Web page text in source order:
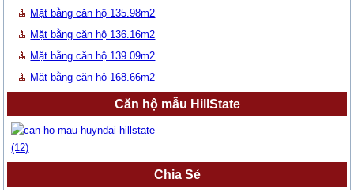
Mặt bằng căn hộ 135.98m2
Mặt bằng căn hộ 136.16m2
Mặt bằng căn hộ 139.09m2
Mặt bằng căn hộ 168.66m2
Căn hộ mẫu HillState
Chia Sẻ